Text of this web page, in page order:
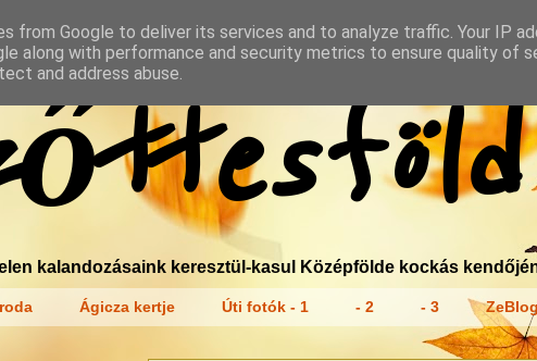
kalandozásaink keresztül-kasul Középfölde kockás
Ágicza kertje Úti fotók - 1 - 2 - 3 ZeBlog
from Google to deliver its services and to analyze traffic. Your IP
along with performance and security metrics to ensure quality of
and address abuse.